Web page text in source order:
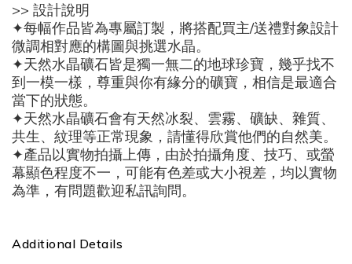
>> 設計說明
✦每幅作品皆為專屬訂製，將搭配買主/送禮對象設計
微調相對應的構圖與挑選水晶。
✦天然水晶礦石皆是獨一無二的地球珍寶，幾乎找不
到一模一樣，尊重與你有緣分的礦寶，相信是最適合
當下的狀態。
✦天然水晶礦石會有天然冰裂、雲霧、礦缺、雜質、
共生、紋理等正常現象，請懂得欣賞他們的自然美。
✦產品以實物拍攝上傳，由於拍攝角度、技巧、或螢
幕顯色程度不一，可能有色差或大小視差，均以實物
為準，有問題歡迎私訊詢問。
Additional Details